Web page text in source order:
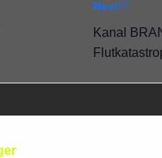
Next:
Kanal